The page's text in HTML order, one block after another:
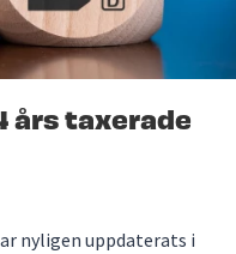
taxerade
nyligen uppdaterats i